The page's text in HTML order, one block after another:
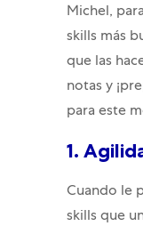
Michel,
skills más
que las
notas y
para este
1.
Cuando le
skills que